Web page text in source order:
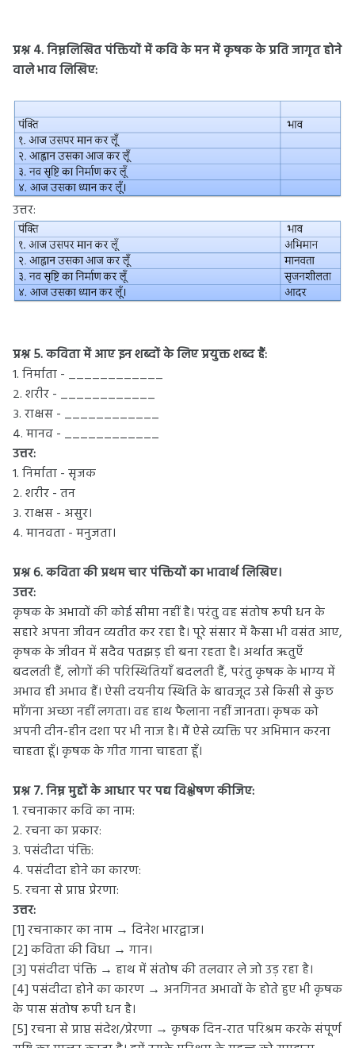
प्रश्न 4. निम्नलिखित पंक्तियों में कवि के मन में कृषक के प्रति जागृत होने
वाले भाव लिखिए:
उत्तर:
प्रश्न 5. कविता में आए इन शब्दों के लिए प्रयुक्त शब्द हैं:
१. निर्माता - ____________
२. शरीर - ____________
३. राक्षस - ____________
४. मानव - ____________
उत्तर:
१. निर्माता - सृजक
२. शरीर - तन
३. राक्षस - असुर।
४. मानवता - मनुजता।
प्रश्न 6. कविता की प्रथम चार पंक्तियों का भावार्थ लिखिए।
उत्तर:
कृषक के अभावों की कोई सीमा नहीं है। परंतु वह संतोष रूपी धन के
सहारे अपना जीवन व्यतीत कर रहा है। पूरे संसार में कैसा भी वसंत आए,
कृषक के जीवन में सदैव पतझड़ ही बना रहता है। अर्थात ऋतुएँ
बदलती हैं, लोगों की परिस्थितियाँ बदलती हैं, परंतु कृषक के भाग्य में
अभाव ही अभाव हैं। ऐसी दयनीय स्थिति के बावजूद उसे किसी से कुछ
माँगना अच्छा नहीं लगता। वह हाथ फैलाना नहीं जानता। कृषक को
अपनी दीन-हीन दशा पर भी नाज है। मैं ऐसे व्यक्ति पर अभिमान करना
चाहता हूँ। कृषक के गीत गाना चाहता हूँ।
प्रश्न 7. निम्न मुद्दों के आधार पर पद्य विश्लेषण कीजिए:
1. रचनाकार कवि का नाम:
2. रचना का प्रकार:
3. पसंदीदा पंक्ति:
4. पसंदीदा होने का कारण:
5. रचना से प्राप्त प्रेरणा:
उत्तर:
[1] रचनाकार का नाम → दिनेश भारद्वाज।
[2] कविता की विधा → गान।
[3] पसंदीदा पंक्ति → हाथ में संतोष की तलवार ले जो उड़ रहा है।
[4] पसंदीदा होने का कारण → अनगिनत अभावों के होते हुए भी कृषक
के पास संतोष रूपी धन है।
[5] रचना से प्राप्त संदेश/प्रेरणा → कृषक दिन-रात परिश्रम करके संपूर्ण